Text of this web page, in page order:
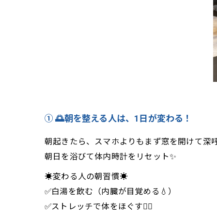
① 🌅朝を整える人は、1日が変わる！
朝起きたら、スマホよりもまず窓を開けて深
朝日を浴びて体内時計をリセット✨
☀️変わる人の朝習慣☀️
✅白湯を飲む（内臓が目覚める💧）
✅ストレッチで体をほぐす🧘‍♀️